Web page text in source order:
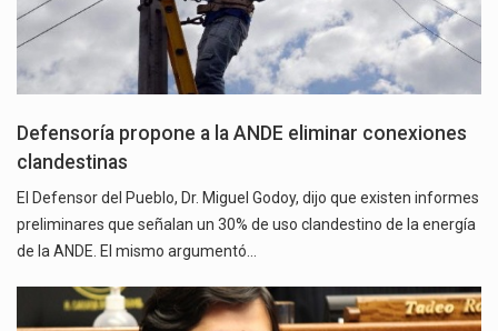
Defensoría propone a la ANDE eliminar conexiones
clandestinas
El Defensor del Pueblo, Dr. Miguel Godoy, dijo que existen informes
preliminares que señalan un 30% de uso clandestino de la energía
de la ANDE. El mismo argumentó…